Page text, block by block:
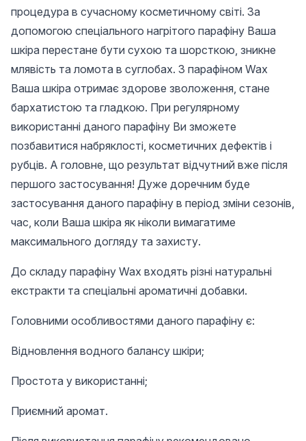
процедура в сучасному косметичному світі. За
допомогою спеціального нагрітого парафіну Ваша
шкіра перестане бути сухою та шорсткою, зникне
млявість та ломота в суглобах. З парафіном Wax
Ваша шкіра отримає здорове зволоження, стане
бархатистою та гладкою. При регулярному
використанні даного парафіну Ви зможете
позбавитися набряклості, косметичних дефектів і
рубців. А головне, що результат відчутний вже після
першого застосування! Дуже доречним буде
застосування даного парафіну в період зміни сезонів,
час, коли Ваша шкіра як ніколи вимагатиме
максимального догляду та захисту.
До складу парафіну Wax входять різні натуральні
екстракти та спеціальні ароматичні добавки.
Головними особливостями даного парафіну є:
Відновлення водного балансу шкіри;
Простота у використанні;
Приємний аромат.